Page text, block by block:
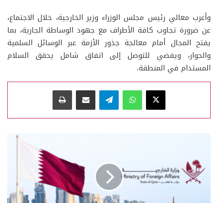
وأعرب معالي رئيس مجلس الوزراء وزير الخارجية، خلال الاجتماع،
عن ضرورة تجاوب كافة الأطراف مع جهود الوساطة الجارية، بما
يفتح المجال أمام معالجة جذور الأزمة عبر الوسائل السلمية
والحوار، ويفضي للتوصل إلى اتفاق شامل يحقق السلام
المستدام في المنطقة.
‫X
واتسابتيلقراممشاركة عبر البريد طباعة
بشدة
الاعتداءات
الإيرانية
على